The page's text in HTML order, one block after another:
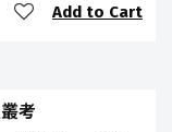
Add to Cart
考